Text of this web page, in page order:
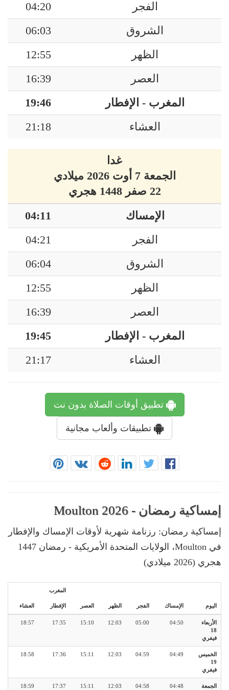
الفجر
04:20
الشروق
06:03
الظهر
12:55
العصر
16:39
المغرب - الإفطار
19:46
العشاء
21:18
غدا
الجمعة 7 أوت 2026 ميلادي
22 صفر 1448 هجري
الإمساك
04:11
الفجر
04:21
الشروق
06:04
الظهر
12:55
العصر
16:39
المغرب - الإفطار
19:45
العشاء
21:17
تطبيق أوقات الصلاة بدون نت
تطبيقات وألعاب مجانية
إمساكية رمضان - Moulton 2026
إمساكية رمضان: رزنامة شهرية لأوقات الإمساك والإفطار
في Moulton، الولايات المتحدة الأمريكية - رمضان 1447
هجري (2026 ميلادي)
اليوم الإمساك الفجر الظهر العصر
المغرب
الإفطار العشاء
الأربعاء
18
فيفري
04:50
05:00
12:03
15:10
17:35
18:57
الخميس
19
فيفري
04:49
04:59
12:03
15:11
17:36
18:58
الجمعة
04:48
04:58
12:03
15:11
17:37
18:59